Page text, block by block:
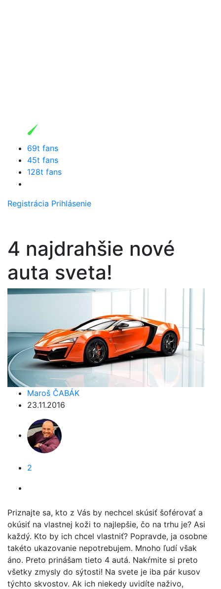
69t fans
45t fans
128t fans
Registrácia Prihlásenie
4 najdrahšie nové
auta sveta!
Maroš ČABÁK
23.11.2016
2
Priznajte sa, kto z Vás by nechcel skúsiť šoférovať a
okúsiť na vlastnej koži to najlepšie, čo na trhu je? Asi
každý. Kto by ich chcel vlastniť? Popravde, ja osobne
takéto ukazovanie nepotrebujem. Mnoho ľudí však
áno. Preto prinášam tieto 4 autá. Nakŕmite si preto
všetky zmysly do sýtosti! Na svete je iba pár kusov
týchto skvostov. Ak ich niekedy uvidíte naživo,